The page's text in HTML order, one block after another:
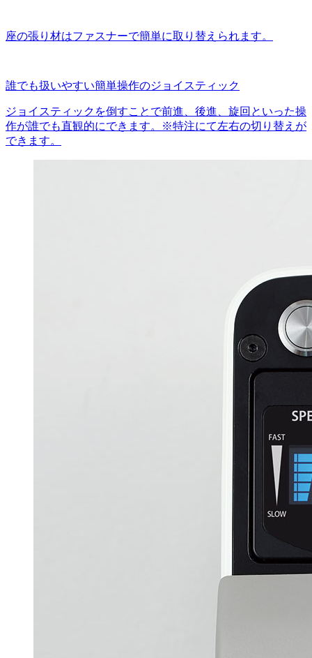
座の張り材はファスナーで簡単に取り替えられます。
誰でも扱いやすい簡単操作のジョイスティック
ジョイスティックを倒すことで前進、後進、旋回といった操
作が誰でも直観的にできます。※特注にて左右の切り替えが
できます。